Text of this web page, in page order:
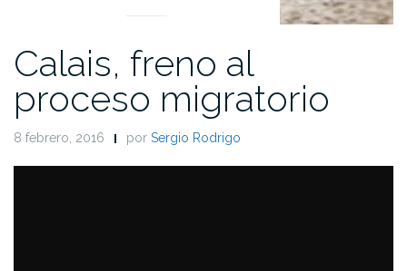
Calais, freno al
proceso migratorio
8 febrero, 2016 por Sergio Rodrigo